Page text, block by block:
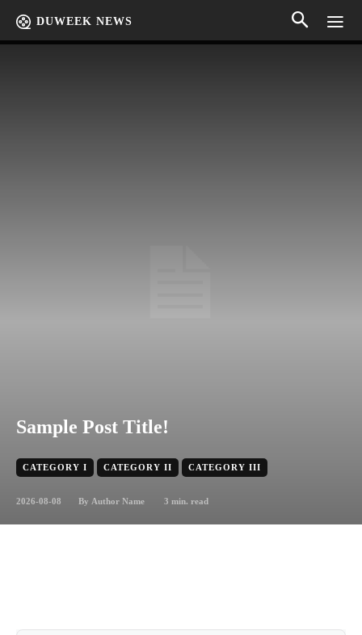
DUWEEK NEWS
Sample Post Title!
CATEGORY I CATEGORY II CATEGORY III
2026-08-08 By Author Name 3 min. read